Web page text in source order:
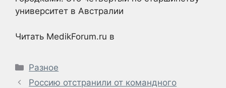
университет в Австралии
Читать MedikForum.ru в
Рубрики
Разное
Россию отстранили от командного